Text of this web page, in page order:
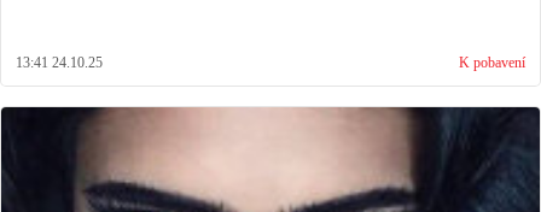
13:41 24.10.25 K pobavení